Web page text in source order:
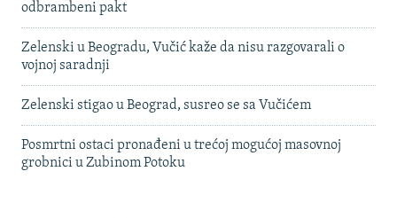
odbrambeni pakt
Zelenski u Beogradu, Vučić kaže da nisu razgovarali o
vojnoj saradnji
Zelenski stigao u Beograd, susreo se sa Vučićem
Posmrtni ostaci pronađeni u trećoj mogućoj masovnoj
grobnici u Zubinom Potoku